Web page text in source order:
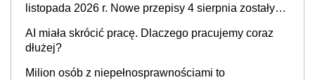
listopada 2026 r. Nowe przepisy 4 sierpnia zostały
AI miała skrócić pracę. Dlaczego pracujemy coraz
dłużej?
Milion osób z niepełnosprawnościami to